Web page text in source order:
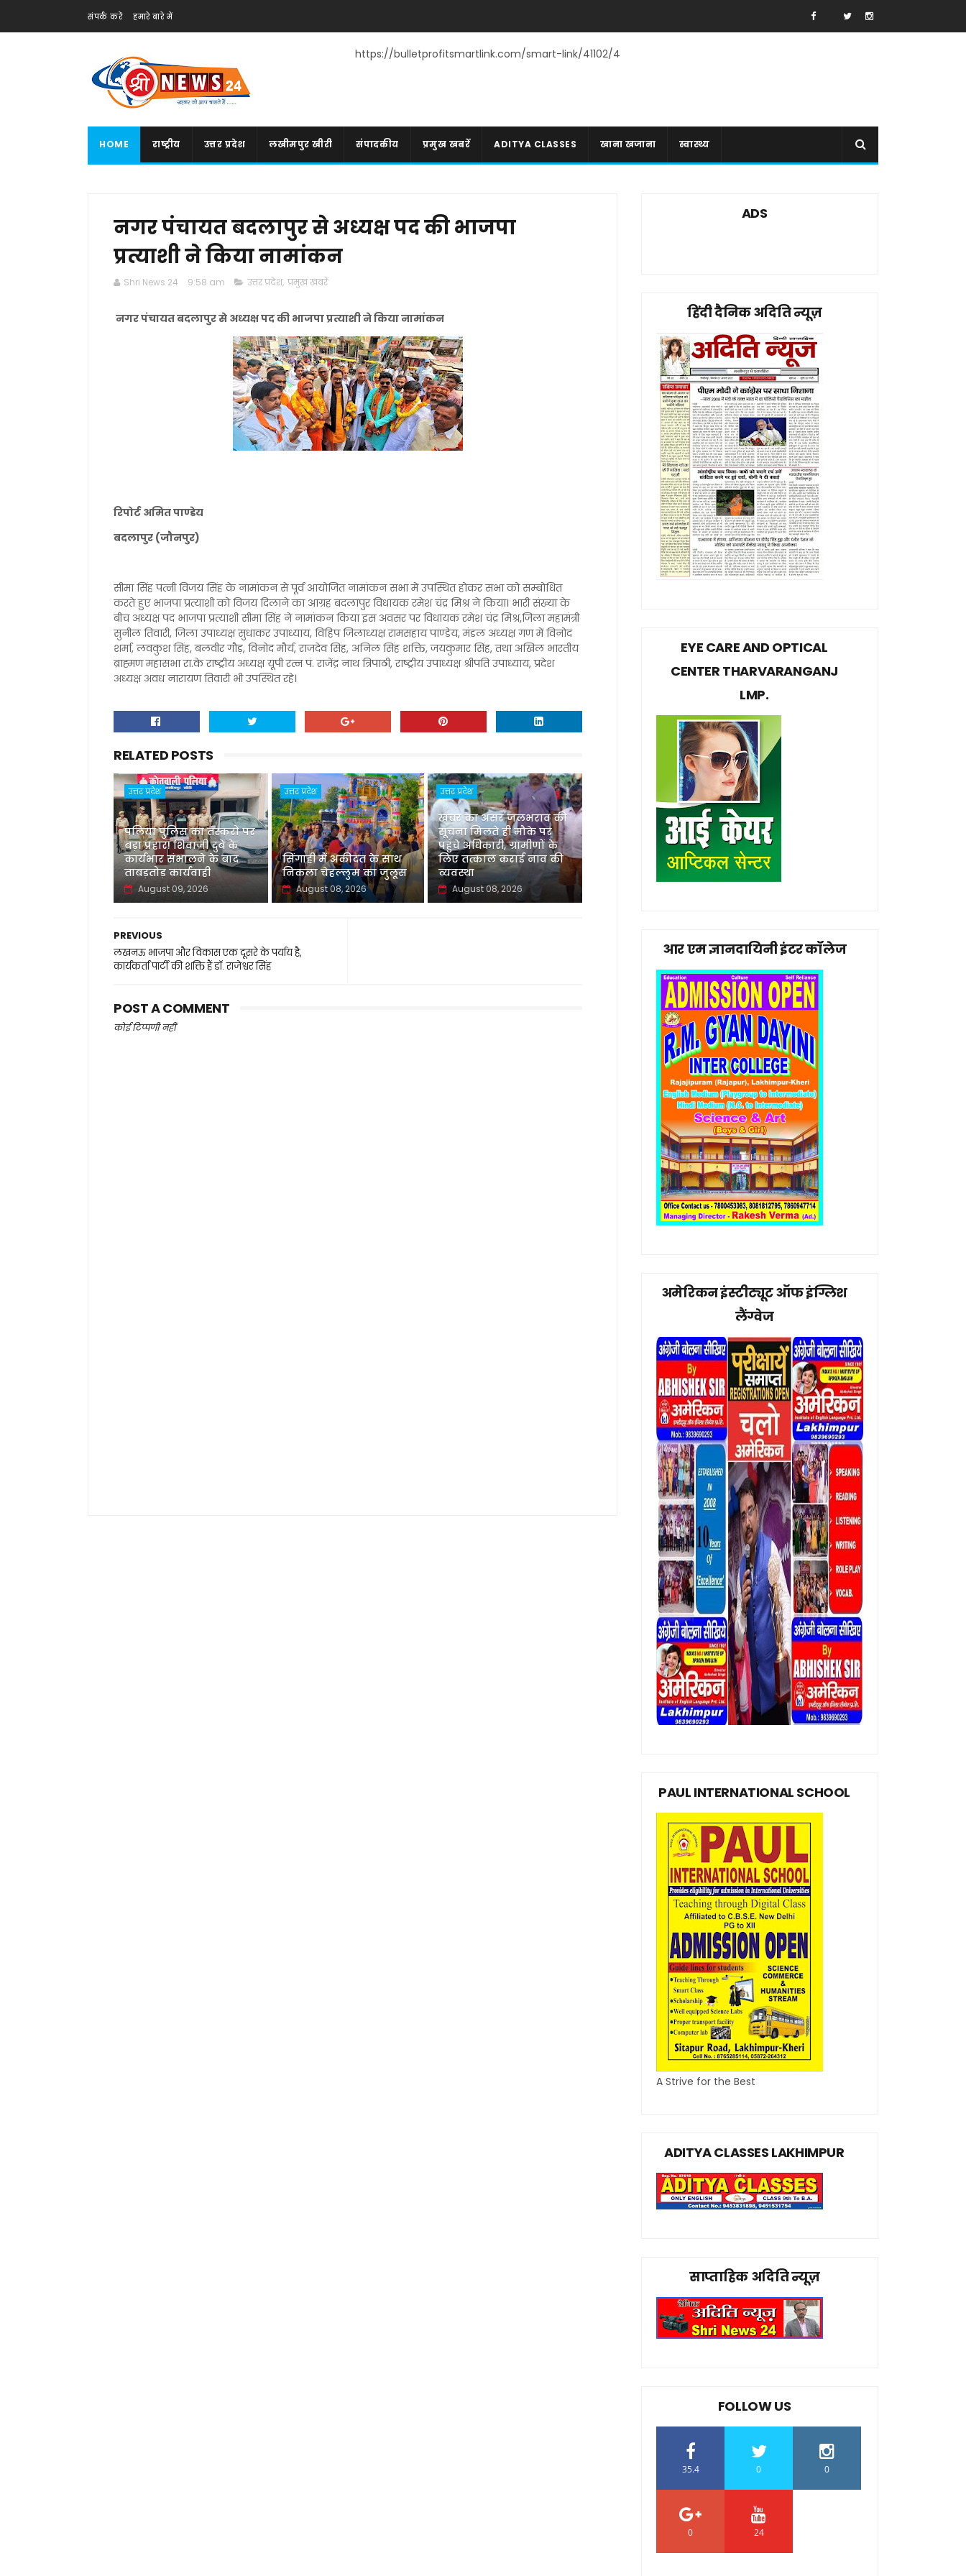
संपर्क करें हमारे बारे में
https://bulletprofitsmartlink.com/smart-link/41102/4
HOME राष्ट्रीय उत्तर प्रदेश लखीमपुर खीरी संपादकीय प्रमुख खबरें ADITYA CLASSES खाना खजाना स्वास्थ्य
नगर पंचायत बदलापुर से अध्यक्ष पद की भाजपा
प्रत्याशी ने किया नामांकन
Shri News 24 9:58 am उत्तर प्रदेश, प्रमुख खबरें
नगर पंचायत बदलापुर से अध्यक्ष पद की भाजपा प्रत्याशी ने किया नामांकन
रिपोर्ट अमित पाण्डेय
बदलापुर (जौनपुर)
सीमा सिंह पत्नी विजय सिंह के नामांकन से पूर्व आयोजित नामांकन सभा में उपस्थित होकर सभा को सम्बोधित
करते हुए भाजपा प्रत्याशी को विजय दिलाने का आग्रह बदलापुर विधायक रमेश चंद्र मिश्र ने किया। भारी संख्या के
बीच अध्यक्ष पद भाजपा प्रत्याशी सीमा सिंह ने नामांकन किया इस अवसर पर विधायक रमेश चंद्र मिश्र,जिला महामंत्री
सुनील तिवारी, जिला उपाध्यक्ष सुधाकर उपाध्याय, विहिप जिलाध्यक्ष रामसहाय पाण्डेय, मंडल अध्यक्ष गण में विनोद
शर्मा, लवकुश सिंह, बलवीर गौड़, विनोद मौर्य, राजदेव सिंह, अनिल सिंह शक्ति, जयकुमार सिंह, तथा अखिल भारतीय
ब्राह्मण महासभा रा.के राष्ट्रीय अध्यक्ष यूपी रत्न पं. राजेंद्र नाथ त्रिपाठी, राष्ट्रीय उपाध्यक्ष श्रीपति उपाध्याय, प्रदेश
अध्यक्ष अवध नारायण तिवारी भी उपस्थित रहे।
RELATED POSTS
उत्तर प्रदेश
पलिया पुलिस का तस्करों पर
बड़ा प्रहार! शिवाजी दुबे के
कार्यभार संभालने के बाद
ताबड़तोड़ कार्यवाही
August 09, 2026
उत्तर प्रदेश
सिंगाही में अकीदत के साथ
निकला चेहल्लुम का जुलूस
August 08, 2026
उत्तर प्रदेश
खबर का असर जलभराव की
सूचना मिलते ही मौके पर
पहुंचे अधिकारी, ग्रामीणों के
लिए तत्काल कराई नाव की
व्यवस्था
August 08, 2026
PREVIOUS
लखनऊ भाजपा और विकास एक दूसरे के पर्याय है,
कार्यकर्ता पार्टी की शक्ति हैं डॉ. राजेश्वर सिंह
POST A COMMENT
कोई टिप्पणी नहीं
ADS
हिंदी दैनिक अदिति न्यूज़
EYE CARE AND OPTICAL
CENTER THARVARANGANJ
LMP.
आर एम ज्ञानदायिनी इंटर कॉलेज
अमेरिकन इंस्टीट्यूट ऑफ इंग्लिश
लैंग्वेज
PAUL INTERNATIONAL SCHOOL
A Strive for the Best
ADITYA CLASSES LAKHIMPUR
साप्ताहिक अदिति न्यूज़
FOLLOW US
35.4 0 0
0 24